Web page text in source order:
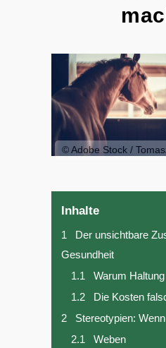
© Adobe Stock /
Inhalte
1
Der unsichtbare
Gesundheit
1.1
Warum
1.2
Die Kosten
2
Stereotypien:
2.1
Weben